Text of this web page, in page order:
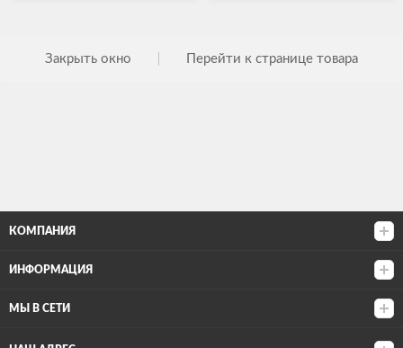
Закрыть окно Перейти к странице товара
КОМПАНИЯ
ИНФОРМАЦИЯ
МЫ В СЕТИ